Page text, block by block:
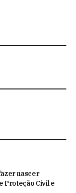
nascer
Proteção Civil e